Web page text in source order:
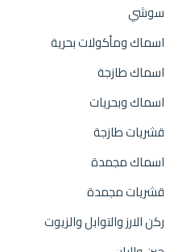
سوشي
اسماك ومأكولات بحرية
اسماك طازجة
اسماك وبحريات
قشريات طازجة
اسماك مجمدة
قشريات مجمدة
ركن الارز والتوابل والزيوت